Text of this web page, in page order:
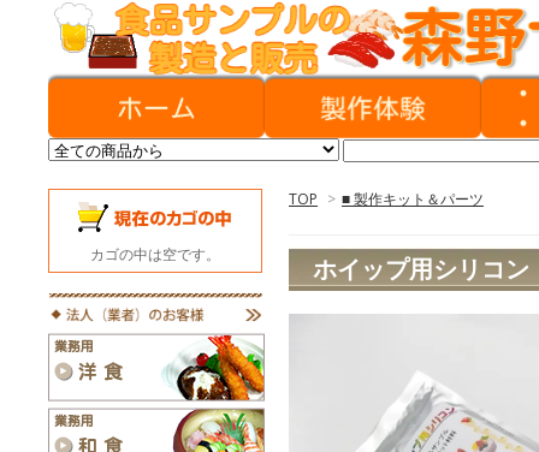
TOP > ■ 製作キット＆パーツ
ホイップ用シリコン
カゴの中は空です。